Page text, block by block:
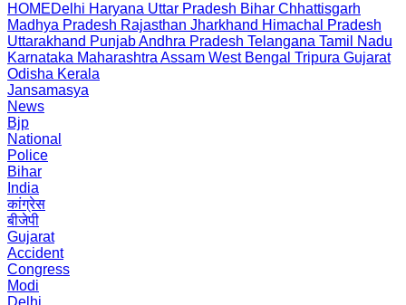
HOMEDelhi Haryana Uttar Pradesh Bihar Chhattisgarh
Madhya Pradesh Rajasthan Jharkhand Himachal Pradesh
Uttarakhand PunjabAndhra Pradesh Telangana Tamil Nadu
Karnataka Maharashtra Assam West Bengal Tripura Gujarat
Odisha Kerala
Jansamasya
News
Bjp
National
Police
Bihar
India
कांग्रेस
बीजेपी
Gujarat
Accident
Congress
Modi
Delhi